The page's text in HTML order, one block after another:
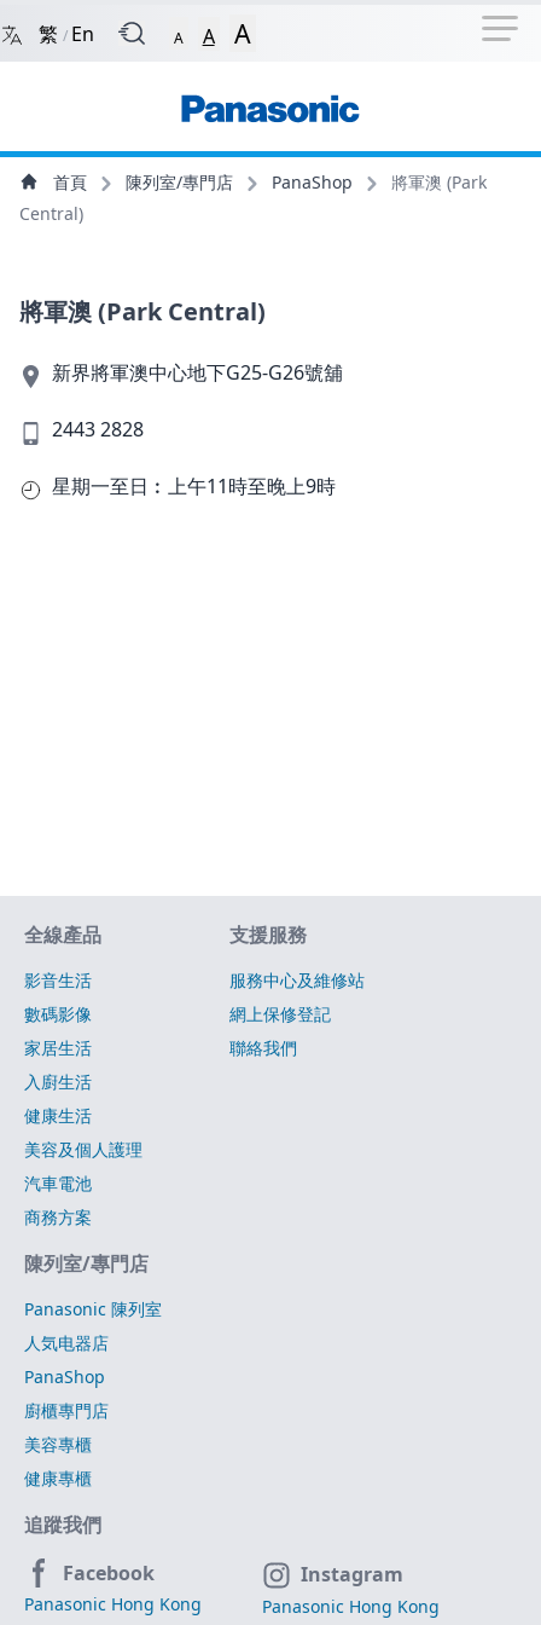
回到首頁 跳到捷徑選項 跳至
繁 / En A A A
主導航選單
主內容 首頁 陳列室/專門店 PanaShop
將軍澳 (Park
Central)
將軍澳 (Park Central)
新界將軍澳中心地下G25-G26號舖
2443 2828
星期一至日︰上午11時至晚上9時
網站指南
全線產品
影音生活
數碼影像
家居生活
入廚生活
健康生活
美容及個人護理
汽車電池
商務方案
支援服務
服務中心及維修站
網上保修登記
聯絡我們
陳列室/專門店
Panasonic 陳列室
人気电器店
PanaShop
廚櫃專門店
美容專櫃
健康專櫃
追蹤我們
Facebook
Panasonic Hong Kong
Instagram
Panasonic Hong Kong